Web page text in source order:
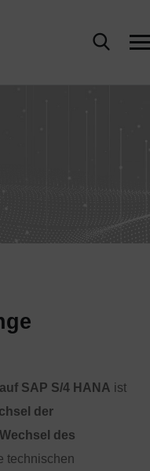
SAP S/4 HANA ist
der
Wechsel des
technischen